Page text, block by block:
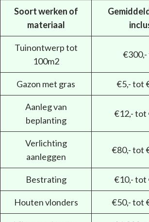
Soort werken of
materiaal
Tuinontwerp tot
100m2
Gazon met gras €5,- tot
Aanleg van
beplanting
€12,- tot
Verlichting
aanleggen
€80,- tot
Bestrating €10,- tot
Houten vlonders €50,- tot